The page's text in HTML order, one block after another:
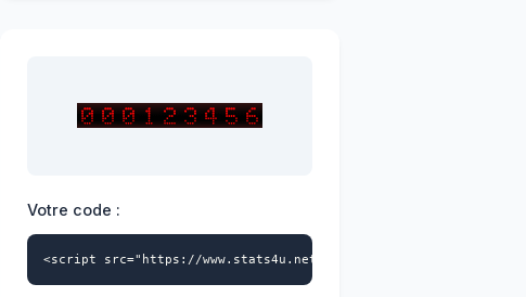
id="4228404541" data-style="110" async></script>
Votre code :
<script src="https://www.stats4u.net/s4u.js" data-